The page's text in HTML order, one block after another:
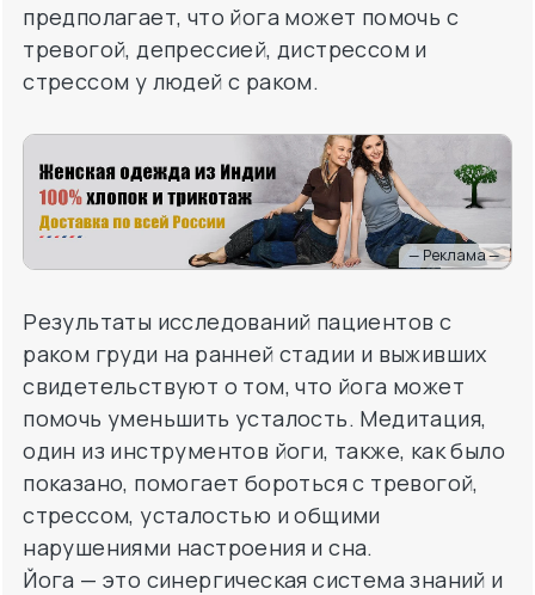
предполагает, что йога может помочь с
тревогой, депрессией, дистрессом и
стрессом у людей с раком.
— Реклама —
Результаты исследований пациентов с
раком груди на ранней стадии и выживших
свидетельствуют о том, что йога может
помочь уменьшить усталость. Медитация,
один из инструментов йоги, также, как было
показано, помогает бороться с тревогой,
стрессом, усталостью и общими
нарушениями настроения и сна.
Йога — это синергическая система знаний и